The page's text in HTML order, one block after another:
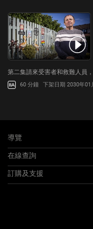
第二集請來受害者和救難人員
60 分鐘 下架日期 2030年01
導覽
在線查詢
訂購及支援